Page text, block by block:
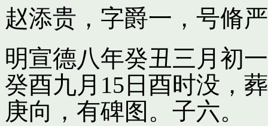
赵添贵，字爵一，号脩严
明宣德八年癸丑三月初
癸酉九月15日酉时没，
庚向，有碑图。子六。